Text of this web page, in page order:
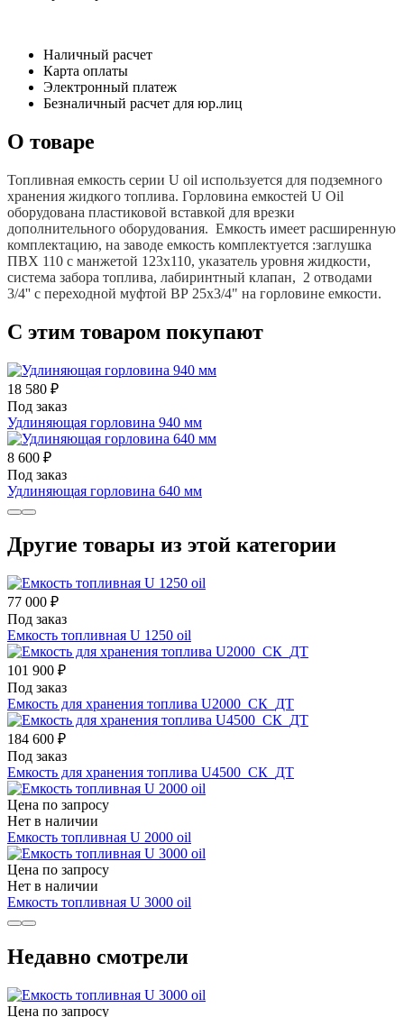
Наличный расчет
Карта оплаты
Электронный платеж
Безналичный расчет для юр.лиц
О товаре
Топливная емкость серии U oil используется для подземного
хранения жидкого топлива. Горловина емкостей U Oil
оборудована пластиковой вставкой для врезки
дополнительного оборудования. Емкость имеет расширенную
комплектацию, на заводе емкость комплектуется :заглушка
ПВХ 110 с манжетой 123х110, указатель уровня жидкости,
система забора топлива, лабиринтный клапан, 2 отводами
3/4'' с переходной муфтой ВР 25х3/4" на горловине емкости.
С этим товаром покупают
18 580 ₽
Под заказ
Удлиняющая горловина 940 мм
8 600 ₽
Под заказ
Удлиняющая горловина 640 мм
Другие товары из этой категории
77 000 ₽
Под заказ
Емкость топливная U 1250 oil
101 900 ₽
Под заказ
Емкость для хранения топлива U2000_СК_ДТ
184 600 ₽
Под заказ
Емкость для хранения топлива U4500_СК_ДТ
Цена по запросу
Нет в наличии
Емкость топливная U 2000 oil
Цена по запросу
Нет в наличии
Емкость топливная U 3000 oil
Недавно смотрели
Цена по запросу